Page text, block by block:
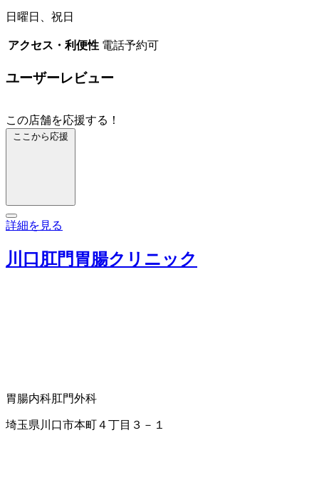
日曜日、祝日
アクセス・利便性 電話予約可
ユーザーレビュー
この店舗を応援する！
ここから応援
詳細を見る
川口肛門胃腸クリニック
胃腸内科肛門外科
埼玉県川口市本町４丁目３－１